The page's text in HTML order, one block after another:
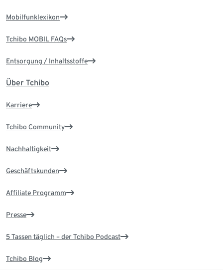
Mobilfunklexikon
Tchibo MOBIL FAQs
Entsorgung / Inhaltsstoffe
Über Tchibo
Karriere
Tchibo Community
Nachhaltigkeit
Geschäftskunden
Affiliate Programm
Presse
5 Tassen täglich – der Tchibo Podcast
Tchibo Blog